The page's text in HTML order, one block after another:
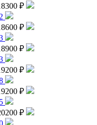
₽
₽
₽
₽
₽
₽